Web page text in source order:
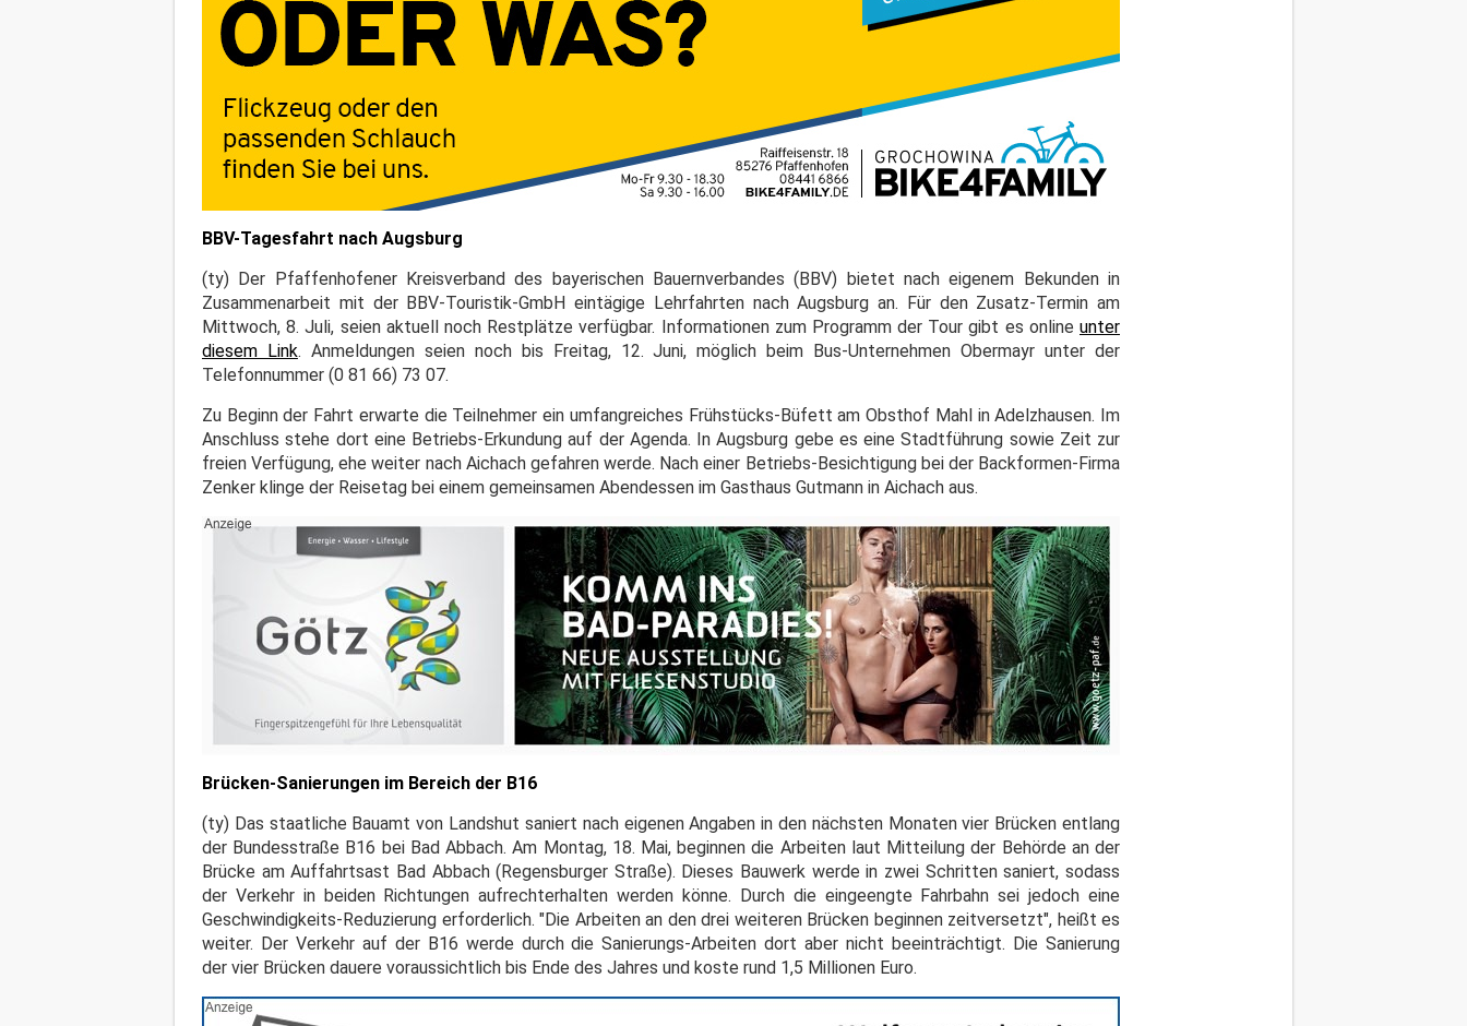
BBV-Tagesfahrt nach Augsburg
(ty) Der Pfaffenhofener Kreisverband des bayerischen Bauernverbandes (BBV) bietet nach eigenem Bekunden in
Zusammenarbeit mit der BBV-Touristik-GmbH eintägige Lehrfahrten nach Augsburg an. Für den Zusatz-Termin am
Mittwoch, 8. Juli, seien aktuell noch Restplätze verfügbar. Informationen zum Programm der Tour gibt es online unter
diesem Link. Anmeldungen seien noch bis Freitag, 12. Juni, möglich beim Bus-Unternehmen Obermayr unter der
Telefonnummer (0 81 66) 73 07.
Zu Beginn der Fahrt erwarte die Teilnehmer ein umfangreiches Frühstücks-Büfett am Obsthof Mahl in Adelzhausen. Im
Anschluss stehe dort eine Betriebs-Erkundung auf der Agenda. In Augsburg gebe es eine Stadtführung sowie Zeit zur
freien Verfügung, ehe weiter nach Aichach gefahren werde. Nach einer Betriebs-Besichtigung bei der Backformen-Firma
Zenker klinge der Reisetag bei einem gemeinsamen Abendessen im Gasthaus Gutmann in Aichach aus.
Brücken-Sanierungen im Bereich der B16
(ty) Das staatliche Bauamt von Landshut saniert nach eigenen Angaben in den nächsten Monaten vier Brücken entlang
der Bundesstraße B16 bei Bad Abbach. Am Montag, 18. Mai, beginnen die Arbeiten laut Mitteilung der Behörde an der
Brücke am Auffahrtsast Bad Abbach (Regensburger Straße). Dieses Bauwerk werde in zwei Schritten saniert, sodass
der Verkehr in beiden Richtungen aufrechterhalten werden könne. Durch die eingeengte Fahrbahn sei jedoch eine
Geschwindigkeits-Reduzierung erforderlich. "Die Arbeiten an den drei weiteren Brücken beginnen zeitversetzt", heißt es
weiter. Der Verkehr auf der B16 werde durch die Sanierungs-Arbeiten dort aber nicht beeinträchtigt. Die Sanierung
der vier Brücken dauere voraussichtlich bis Ende des Jahres und koste rund 1,5 Millionen Euro.